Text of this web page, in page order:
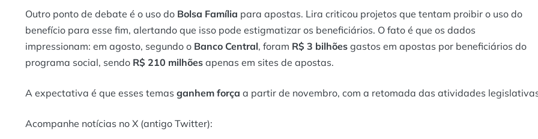
Outro ponto de debate é o uso do Bolsa Família para apostas. Lira criticou projetos que tentam proibir o uso do
benefício para esse fim, alertando que isso pode estigmatizar os beneficiários. O fato é que os dados
impressionam: em agosto, segundo o Banco Central, foram R$ 3 bilhões gastos em apostas por beneficiários do
programa social, sendo R$ 210 milhões apenas em sites de apostas.
A expectativa é que esses temas ganhem força a partir de novembro, com a retomada das atividades
Acompanhe notícias no X (antigo Twitter):